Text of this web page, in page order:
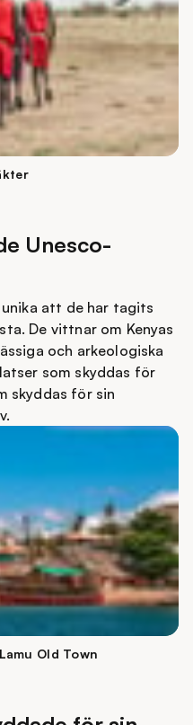
Unesco-
unika att de har tagits
De vittnar om Kenyas
och arkeologiska
som skyddas för
skyddas för sin
Old Town